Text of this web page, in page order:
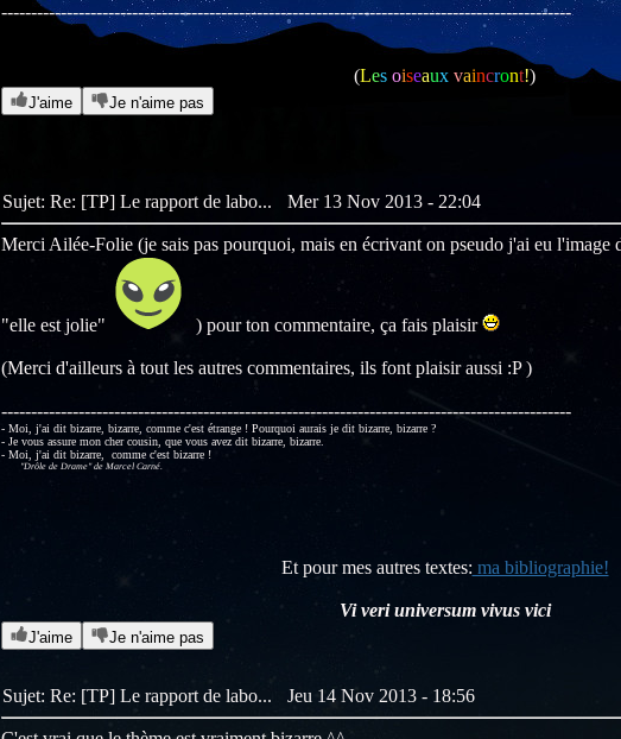
------------------------------------------------------------------------------------------------
(Les oiseaux vaincront!)
J'aime Je n'aime pas
Sujet: Re: [TP] Le rapport de labo... Mer 13 Nov 2013 - 22:04
Merci Ailée-Folie (je sais pas pourquoi, mais en écrivant on pseudo j'ai eu l'image
"elle est jolie" ) pour ton commentaire, ça fais plaisir
(Merci d'ailleurs à tout les autres commentaires, ils font plaisir aussi :P )
------------------------------------------------------------------------------------------------
- Moi, j'ai dit bizarre, bizarre, comme c'est étrange ! Pourquoi aurais je dit bizarre, bizarre ?
- Je vous assure mon cher cousin, que vous avez dit bizarre, bizarre.
- Moi, j'ai dit bizarre, comme c'est bizarre !
"Drôle de Drame" de Marcel Carné.
Et pour mes autres textes: ma bibliographie!
Vi veri universum vivus vici
J'aime Je n'aime pas
Sujet: Re: [TP] Le rapport de labo... Jeu 14 Nov 2013 - 18:56